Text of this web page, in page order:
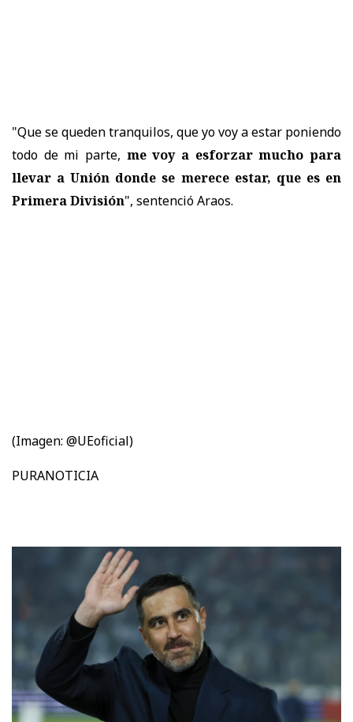
"Que se queden tranquilos, que yo voy a estar poniendo
todo de mi parte, me voy a esforzar mucho para
llevar a Unión donde se merece estar, que es en
Primera División", sentenció Araos.
(Imagen: @UEoficial)
PURANOTICIA